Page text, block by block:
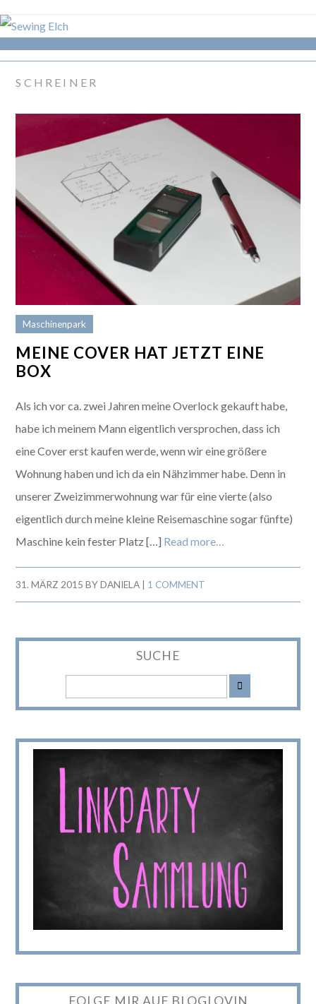
SCHREINER
Maschinenpark
MEINE COVER HAT JETZT EINE
BOX
Als ich vor ca. zwei Jahren meine Overlock gekauft habe,
habe ich meinem Mann eigentlich versprochen, dass ich
eine Cover erst kaufen werde, wenn wir eine größere
Wohnung haben und ich da ein Nähzimmer habe. Denn in
unserer Zweizimmerwohnung war für eine vierte (also
eigentlich durch meine kleine Reisemaschine sogar fünfte)
Maschine kein fester Platz […] Read more…
31. MÄRZ 2015 BYDANIELA 1 COMMENT
SUCHE
FOLGE MIR AUF BLOGLOVIN